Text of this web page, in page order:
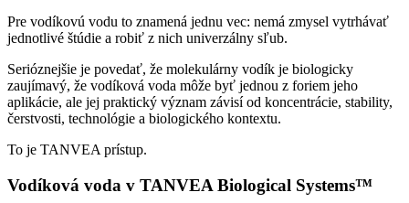
Pre vodíkovú vodu to znamená jednu vec: nemá zmysel vytrhávať
jednotlivé štúdie a robiť z nich univerzálny sľub.
Serióznejšie je povedať, že molekulárny vodík je biologicky
zaujímavý, že vodíková voda môže byť jednou z foriem jeho
aplikácie, ale jej praktický význam závisí od koncentrácie, stability,
čerstvosti, technológie a biologického kontextu.
To je TANVEA prístup.
Vodíková voda v TANVEA Biological Systems™